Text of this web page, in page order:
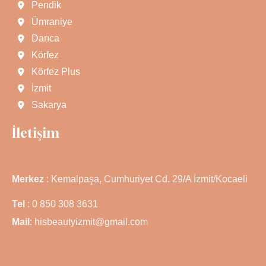
Pendik
Ümraniye
Darıca
Körfez
Körfez Plus
İzmit
Sakarya
İletişim
Merkez : Kemalpaşa, Cumhuriyet Cd. 29/A İzmit/Kocaeli
Tel : 0 850 308 3631
Mail : hisbeautyizmit@gmail.com